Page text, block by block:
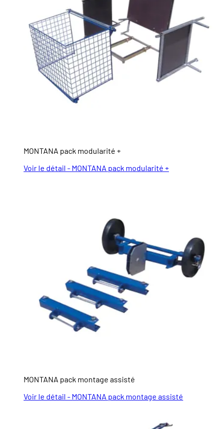
MONTANA pack modularité +
Voir le détail - MONTANA pack modularité +
MONTANA pack montage assisté
Voir le détail - MONTANA pack montage assisté